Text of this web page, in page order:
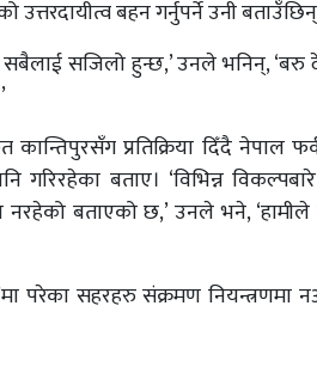
बहन गर्नुपर्ने उनी
सबैलाई सजिलो हुन्छ,’ उनले भनिन्,
प्रतिक्रिया दिँदै नेपाल
गरिरहेका बताए। ‘विभिन्न
नरहेको बताएको छ,’ उनले भने,
परेका सहरहरु संक्रमण